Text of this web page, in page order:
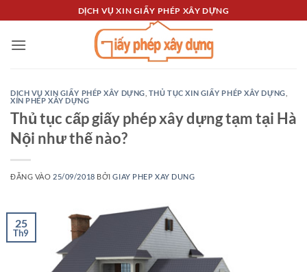
qua
nội
DỊCH VỤ XIN GIẤY PHÉP XÂY DỰNG
DỊCH VỤ XIN GIẤY PHÉP XÂY DỰNG THỦ TỤC XIN GIẤY PHÉP XÂY DỰNG
XIN PHÉP XÂY DỰNG
Thủ tục cấp giấy phép xây dựng tạm tại Hà
Nội như thế nào?
ĐĂNG VÀO 25/09/2018 BỞIGIAY PHEP XAY DUNG
25
Th9